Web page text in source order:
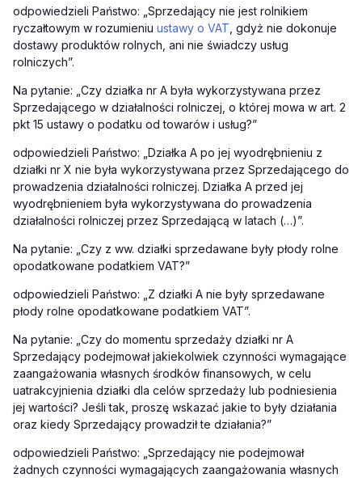
odpowiedzieli Państwo: „Sprzedający nie jest rolnikiem
ryczałtowym w rozumieniu ustawy o VAT , gdyż nie dokonuje
dostawy produktów rolnych, ani nie świadczy usług
rolniczych”.
Na pytanie: „Czy działka nr A była wykorzystywana przez
Sprzedającego w działalności rolniczej, o której mowa w art. 2
pkt 15 ustawy o podatku od towarów i usług?”
odpowiedzieli Państwo: „Działka A po jej wyodrębnieniu z
działki nr X nie była wykorzystywana przez Sprzedającego do
prowadzenia działalności rolniczej. Działka A przed jej
wyodrębnieniem była wykorzystywana do prowadzenia
działalności rolniczej przez Sprzedającą w latach (…)”.
Na pytanie: „Czy z ww. działki sprzedawane były płody rolne
opodatkowane podatkiem VAT?”
odpowiedzieli Państwo: „Z działki A nie były sprzedawane
płody rolne opodatkowane podatkiem VAT”.
Na pytanie: „Czy do momentu sprzedaży działki nr A
Sprzedający podejmował jakiekolwiek czynności wymagające
zaangażowania własnych środków finansowych, w celu
uatrakcyjnienia działki dla celów sprzedaży lub podniesienia
jej wartości? Jeśli tak, proszę wskazać jakie to były działania
oraz kiedy Sprzedający prowadził te działania?”
odpowiedzieli Państwo: „Sprzedający nie podejmował
żadnych czynności wymagających zaangażowania własnych